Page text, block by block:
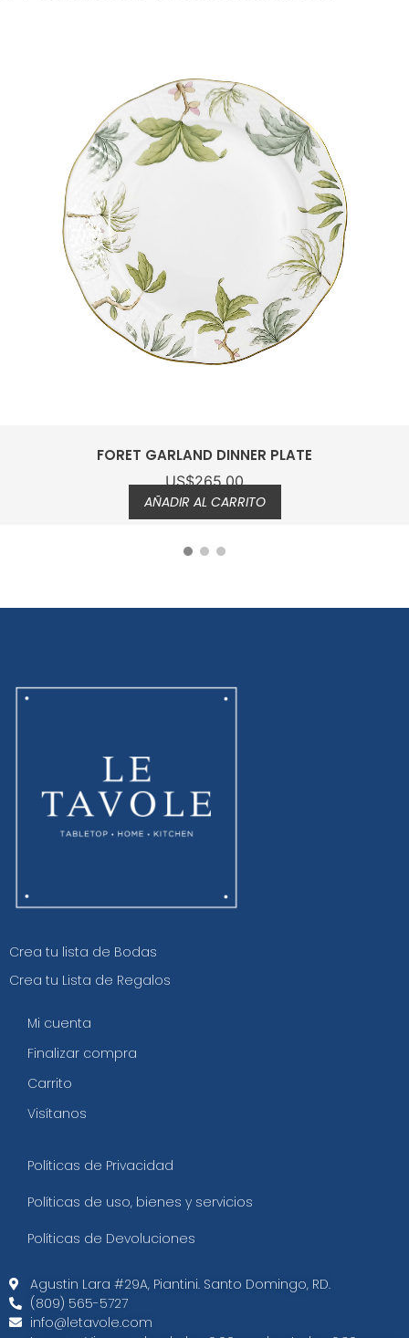
FORET GARLAND DESSERT
US$
AÑADIR AL CARRITO
Crea tu lista de Bodas
Crea tu Lista de Regalos
Mi cuenta
Finalizar compra
Carrito
Visítanos
Políticas de Privacidad
Políticas de uso, bienes y servicios
Políticas de Devoluciones
Agustin Lara #29A, Piantini. Santo Domingo, RD.​
(809) 565-5727
info@letavole.com